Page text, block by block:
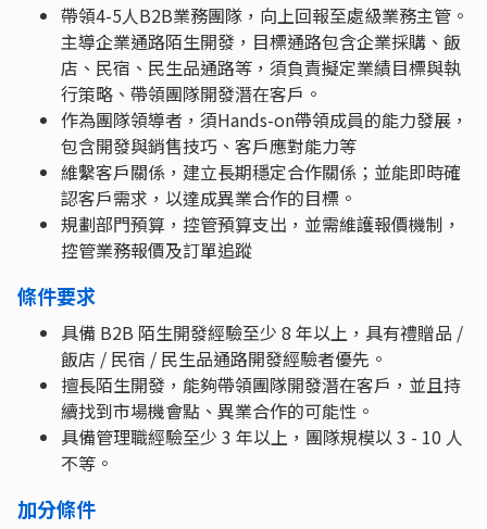
帶領4-5人B2B業務團隊，向上回報至處級業務主管。
主導企業通路陌生開發，目標通路包含企業採購、飯
店、民宿、民生品通路等，須負責擬定業績目標與執
行策略、帶領團隊開發潛在客戶。
作為團隊領導者，須Hands-on帶領成員的能力發展，
包含開發與銷售技巧、客戶應對能力等
維繫客戶關係，建立長期穩定合作關係；並能即時確
認客戶需求，以達成異業合作的目標。
規劃部門預算，控管預算支出，並需維護報價機制，
控管業務報價及訂單追蹤
條件要求
具備 B2B 陌生開發經驗至少 8 年以上，具有禮贈品 /
飯店 / 民宿 / 民生品通路開發經驗者優先。
擅長陌生開發，能夠帶領團隊開發潛在客戶，並且持
續找到市場機會點、異業合作的可能性。
具備管理職經驗至少 3 年以上，團隊規模以 3 - 10 人
不等。
加分條件